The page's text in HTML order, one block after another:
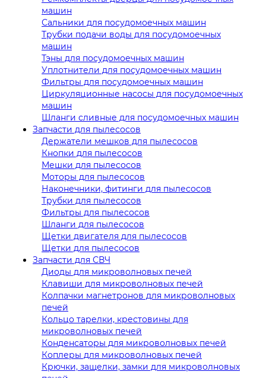
машин
Сальники для посудомоечных машин
Трубки подачи воды для посудомоечных
машин
Тэны для посудомоечных машин
Уплотнители для посудомоечных машин
Фильтры для посудомоечных машин
Циркуляционные насосы для посудомоечных
машин
Шланги сливные для посудомоечных машин
Запчасти для пылесосов
Держатели мешков для пылесосов
Кнопки для пылесосов
Мешки для пылесосов
Моторы для пылесосов
Наконечники, фитинги для пылесосов
Трубки для пылесосов
Фильтры для пылесосов
Шланги для пылесосов
Щетки двигателя для пылесосов
Щетки для пылесосов
Запчасти для СВЧ
Диоды для микроволновых печей
Клавиши для микроволновых печей
Колпачки магнетронов для микроволновых
печей
Кольцо тарелки, крестовины для
микроволновых печей
Конденсаторы для микроволновых печей
Коплеры для микроволновых печей
Крючки, защелки, замки для микроволновых